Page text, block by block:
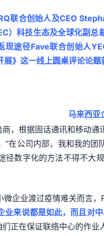
联合创始人及CEO
）科技生态及全球化副
途径Fave联合创始人
》这一线上圆桌评论论
马来西亚
，根据固话通讯和移动
“在公司内部，我和我的
径数字化的方法不得不大
企业渡过疫情难关而言，
来说都是如此，而且对中
正在保证联络中心的作